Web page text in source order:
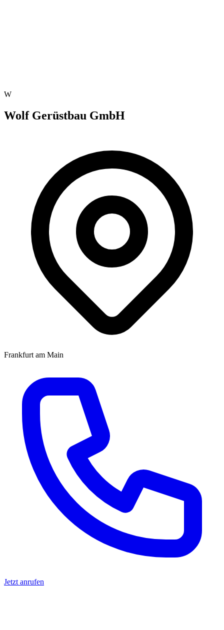
W
Wolf Gerüstbau GmbH
Frankfurt am Main
Jetzt anrufen